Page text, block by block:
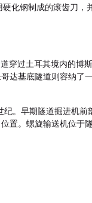
化钢制成的滚齿刀，
穿过土耳其境内的博
达基底隧道则容纳了
。早期隧道掘进机前
置。螺旋输送机位于